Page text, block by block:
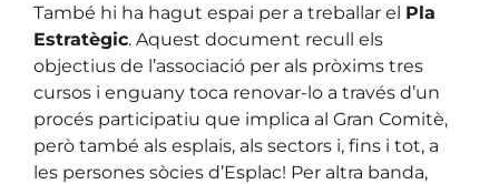
També hi ha hagut espai per a treballar el Pla
Estratègic. Aquest document recull els
objectius de l’associació per als pròxims tres
cursos i enguany toca renovar-lo a través d’un
procés participatiu que implica al Gran Comitè,
però també als esplais, als sectors i, fins i tot, a
les persones sòcies d’Esplac! Per altra banda,